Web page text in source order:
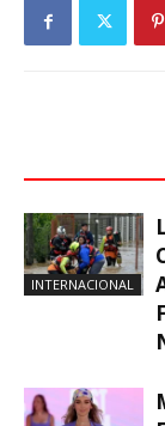
INTERNACIONAL